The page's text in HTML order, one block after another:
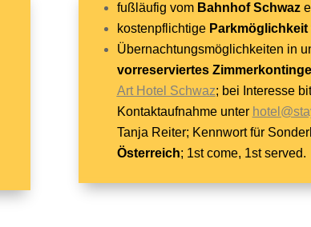
fußläufig vom Bahnhof Schwaz
kostenpflichtige Parkmöglichkeit
Übernachtungsmöglichkeiten in
vorreserviertes
Art Hotel Schwaz; bei Interesse
Kontaktaufnahme unter
Tanja Reiter; Kennwort für
Österreich; 1st come, 1st served.